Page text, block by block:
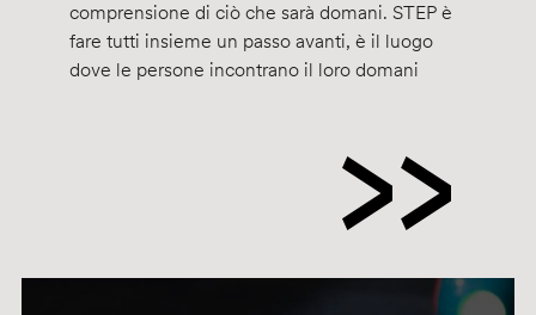
comprensione di ciò che sarà domani. STEP è
fare tutti insieme un passo avanti, è il luogo
dove le persone incontrano il loro domani